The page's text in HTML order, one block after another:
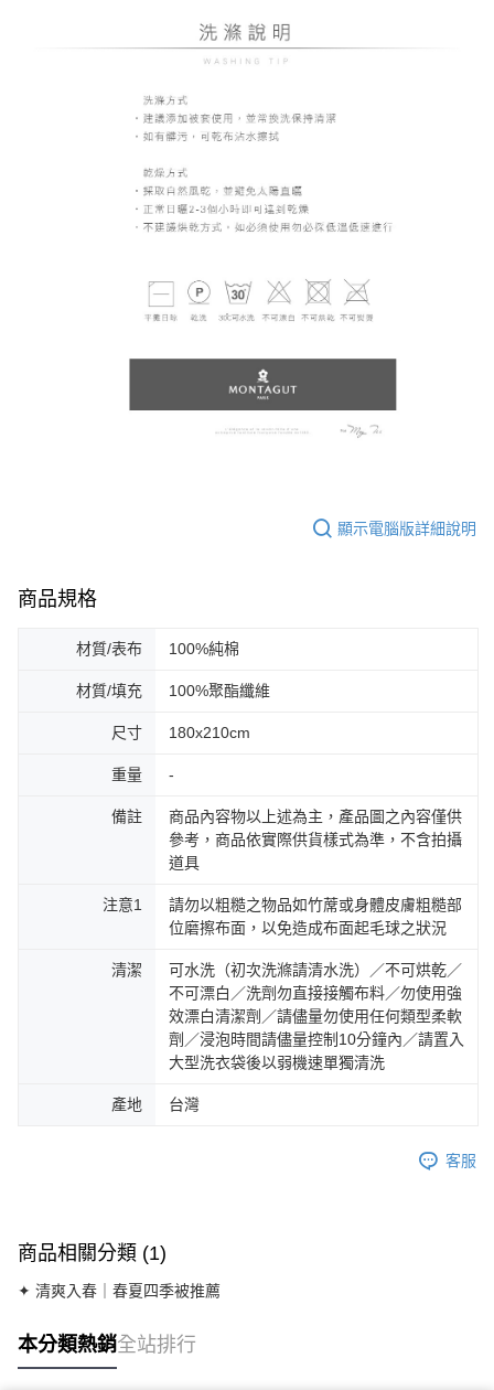
顯示電腦版詳細說明
商品規格
材質/表布 100%純棉
材質/填充 100%聚酯纖維
尺寸 180x210cm
重量 -
備註
商品內容物以上述為主，產品圖之內容僅供
參考，商品依實際供貨樣式為準，不含拍攝
道具
注意1
請勿以粗糙之物品如竹蓆或身體皮膚粗糙部
位磨擦布面，以免造成布面起毛球之狀況
清潔
可水洗（初次洗滌請清水洗）／不可烘乾／
不可漂白／洗劑勿直接接觸布料／勿使用強
效漂白清潔劑／請儘量勿使用任何類型柔軟
劑／浸泡時間請儘量控制10分鐘內／請置入
大型洗衣袋後以弱機速單獨清洗
產地 台灣
客服
商品相關分類 (1)
✦ 清爽入春｜春夏四季被推薦
本分類熱銷全站排行